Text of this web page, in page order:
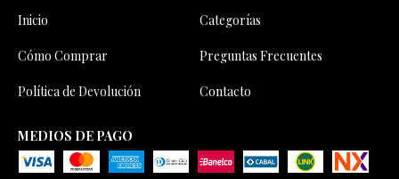
Inicio
Categorías
Cómo Comprar Preguntas Frecuentes
Política de Devolución Contacto
MEDIOS DE PAGO